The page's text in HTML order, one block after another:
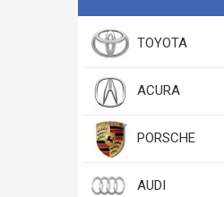
TOYOTA
ACURA
PORSCHE
AUDI